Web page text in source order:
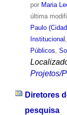
por Maria
última
Paulo
Institucional
Públicos
Projetos/
Diretores
pesquisa